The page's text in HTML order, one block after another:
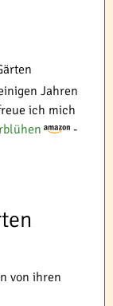
Jahren
ich mich
-
von ihren